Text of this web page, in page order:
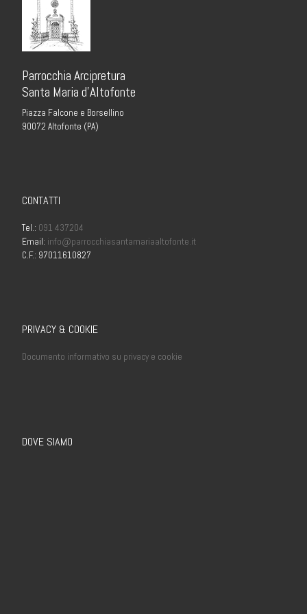
Parrocchia Arcipretura
Santa Maria d’Altofonte
Piazza Falcone e Borsellino
90072 Altofonte (PA)
CONTATTI
Tel.: 091 437204
Email: info@parrocchiasantamariaaltofonte.it
C.F.: 97011610827
PRIVACY & COOKIE
Documento informativo su privacy e cookie
DOVE SIAMO